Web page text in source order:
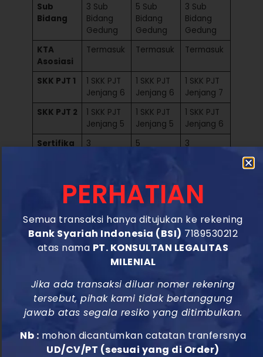
Sub
Bidang
3 Sub
Bidang
Gedung
5 Sub
Bidang
Gedung
3 Sub
Bidang
Gedung
KTA
Asosiasi
Termasuk Termasuk Termasuk
SKK PJT 1
1 SKK PJT
Jenjang 6
1 SKK PJT
Jenjang 6
1 SKK PJT
Jenjang 7
SKK PJT 2
1 SKK PJT
Jenjang 5
1 SKK PJT
Jenjang 5
1 SKK PJT
Jenjang 6
Sertifika
3
5
3
Harga Paket Terima Beres
Paket Terima Beres menawarkan fasilitas tambahan
berupa penyediaan kontrak tenaga ahli (SKK) selama
mencari tenaga ahli untuk melengkapi persyaratan.
Spesifika
si
Layanan
Paket
Terima
Beres A
Paket
Terima
Beres B
Paket
Terima
Beres C
PERHATIAN
Semua transaksi hanya ditujukan ke rekening
Bank Syariah Indonesia (BSI) 7189530212
atas nama PT. KONSULTAN LEGALITAS
MILENIAL
Jika ada transaksi diluar nomer rekening
tersebut, pihak kami tidak bertanggung
jawab atas segala resiko yang ditimbulkan.
Nb : mohon dicantumkan catatan tranfersnya
UD/CV/PT (sesuai yang di Order)